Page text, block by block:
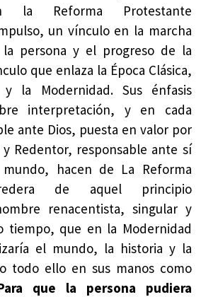
la Reforma Protestante
un vínculo en la marcha
persona y el progreso de la
que enlaza la Época Clásica,
y la Modernidad. Sus énfasis
interpretación, y en cada
ante Dios, puesta en valor por
Redentor, responsable ante sí
hacen de La Reforma
de aquel principio
renacentista, singular y
tiempo, que en la Modernidad
el mundo, la historia y la
todo ello en sus manos como
que la persona pudiera